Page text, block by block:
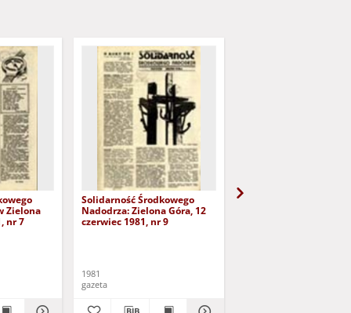
Zielona
nr 7
Solidarność Środkowego
Nadodrza: Zielona Góra, 12
czerwiec 1981, nr 9
1981
gazeta